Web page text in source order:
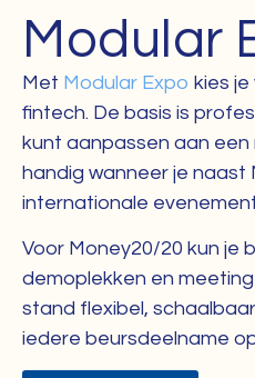
Modular
Met Modular Expo kies
fintech. De basis is
kunt aanpassen aan
handig wanneer je
internationale
Voor Money20/20 kun je
demoplekken en
stand flexibel,
iedere beursdeelname